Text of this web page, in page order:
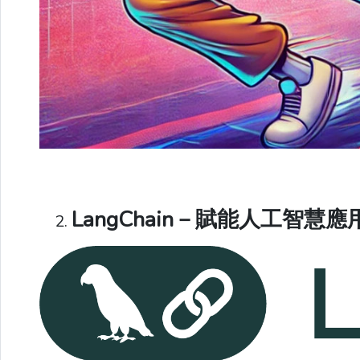
LangChain－賦能人工智慧應